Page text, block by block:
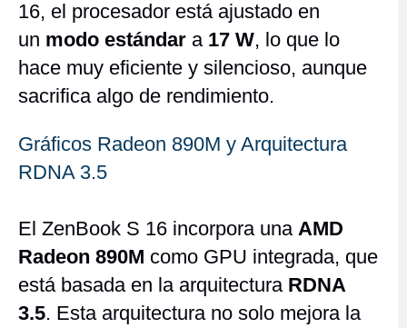
16, el procesador está ajustado en
un modo estándar a 17 W, lo que lo
hace muy eficiente y silencioso, aunque
sacrifica algo de rendimiento.
Gráficos Radeon 890M y Arquitectura
RDNA 3.5
El ZenBook S 16 incorpora una AMD
Radeon 890M como GPU integrada, que
está basada en la arquitectura RDNA
3.5. Esta arquitectura no solo mejora la